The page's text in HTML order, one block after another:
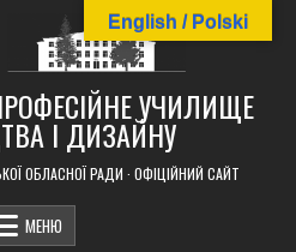
УЧИЛИЩЕ
І ДИЗАЙНУ
ОБЛАСНОЇ РАДИ · ОФІЦІЙНИЙ САЙТ
МЕНЮ
English / Polski